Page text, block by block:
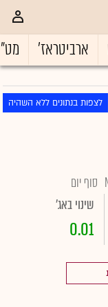
ארביטראז'
לצפות בנתונים ללא השהיה
סוף יום
שינוי באג'
0.01